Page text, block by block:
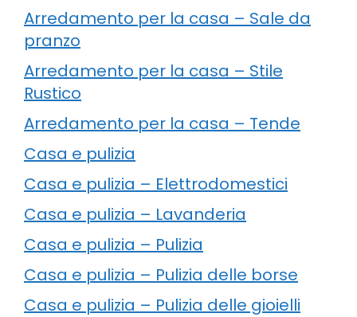
Arredamento per la casa – Sale da
pranzo
Arredamento per la casa – Stile
Rustico
Arredamento per la casa – Tende
Casa e pulizia
Casa e pulizia – Elettrodomestici
Casa e pulizia – Lavanderia
Casa e pulizia – Pulizia
Casa e pulizia – Pulizia delle borse
Casa e pulizia – Pulizia delle gioielli